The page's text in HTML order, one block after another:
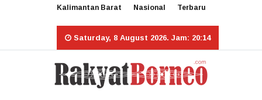
Kalimantan Barat Nasional Terbaru
Saturday, 8 August 2026. Jam: 20:14